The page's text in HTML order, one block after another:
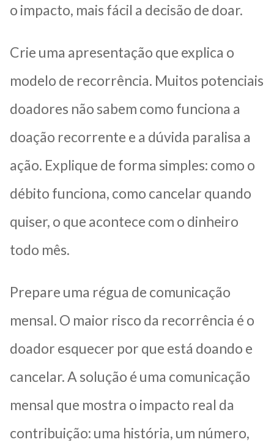
o impacto, mais fácil a decisão de doar.
Crie uma apresentação que explica o
modelo de recorrência. Muitos potenciais
doadores não sabem como funciona a
doação recorrente e a dúvida paralisa a
ação. Explique de forma simples: como o
débito funciona, como cancelar quando
quiser, o que acontece com o dinheiro
todo mês.
Prepare uma régua de comunicação
mensal. O maior risco da recorrência é o
doador esquecer por que está doando e
cancelar. A solução é uma comunicação
mensal que mostra o impacto real da
contribuição: uma história, um número,